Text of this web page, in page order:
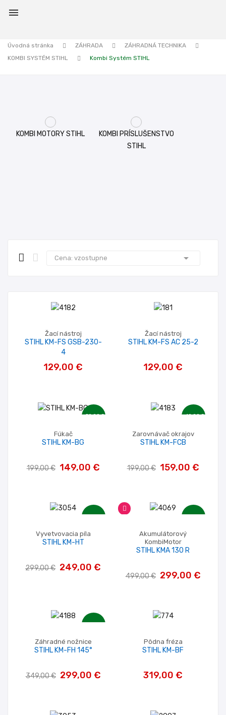

Úvodná stránka ZÁHRADA
ZÁHRADNÁ TECHNIKA
KOMBI SYSTÉM STIHL
Kombi Systém STIHL
KOMBI MOTORY STIHL
KOMBI PRÍSLUŠENSTVO
STIHL
Cena: vzostupne 
Žací nástroj
STIHL KM-FS GSB-230-
4
129,00 €
Žací nástroj
STIHL KM-FS AC 25-2
129,00 €
-50,00 €
Fúkač
STIHL KM-BG
199,00 € 149,00 €
-40,00 €
Zarovnávač okrajov
STIHL KM-FCB
199,00 € 159,00 €
-50,00 €
Vyvetvovacia píla
STIHL KM-HT
299,00 € 249,00 €
-200,00 €
Akumulátorový
KombiMotor
STIHL KMA 130 R
499,00 € 299,00 €
-50,00 €
Záhradné nožnice
STIHL KM-FH 145°
349,00 € 299,00 €
Pôdna fréza
STIHL KM-BF
319,00 €